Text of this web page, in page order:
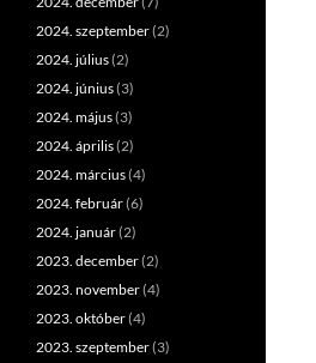
2024. szeptember(2)
2024. július(2)
2024. június(3)
2024. május(3)
2024. április(2)
2024. március(4)
2024. február(6)
2024. január(2)
2023. december(2)
2023. november(4)
2023. október(4)
2023. szeptember(3)